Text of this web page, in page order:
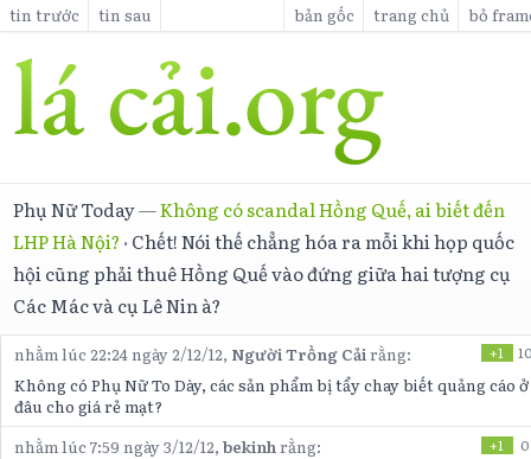
tin trước tin sau bản gốc trang chủ bỏ
Phụ Nữ Today—Không có scandal Hồng Quế, ai biết đến
LHP Hà Nội? · Chết! Nói thế chẳng hóa ra mỗi khi họp quốc
hội cũng phải thuê Hồng Quế vào đứng giữa hai tượng cụ
Các Mác và cụ Lê Nin à?
nhằm lúc 22:24 ngày 2/12/12, Người Trồng Cảirằng: +1 10
Không có Phụ Nữ To Dày, các sản phẩm bị tẩy chay biết quảng cáo ở
đâu cho giá rẻ mạt?
nhằm lúc 7:59 ngày 3/12/12,bekinh rằng: +1 0